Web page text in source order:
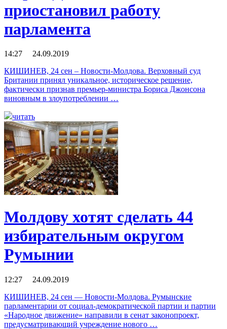
приостановил работу
парламента
14:27 24.09.2019
КИШИНЕВ, 24 сен – Новости-Молдова. Верховный суд
Британии принял уникальное, историческое решение,
фактически признав премьер-министра Бориса Джонсона
виновным в злоупотреблении …
читать
Молдову хотят сделать 44
избирательным округом
Румынии
12:27 24.09.2019
КИШИНЕВ, 24 сен — Новости-Молдова. Румынские
парламентарии от социал-демократической партии и партии
«Народное движение» направили в сенат законопроект,
предусматривающий учреждение нового …